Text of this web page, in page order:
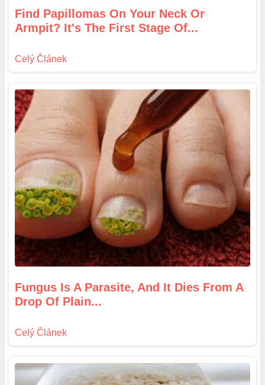
Find Papillomas On Your Neck Or
Armpit? It's The First Stage Of...
Fungus Is A Parasite, And It Dies From A
Drop Of Plain...